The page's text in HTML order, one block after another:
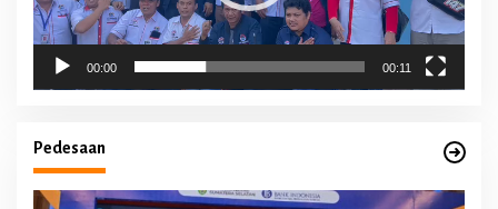
00:00 00:11
Pedesaan